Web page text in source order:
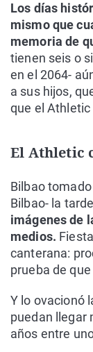
Los días
mismo que
memoria de
tienen seis o
en el 2064-
a sus hijos,
que el
El Athletic
Bilbao
Bilbao- la
imágenes de
medios.
canterana:
prueba de
Y lo ovacionó
puedan llegar
años entre